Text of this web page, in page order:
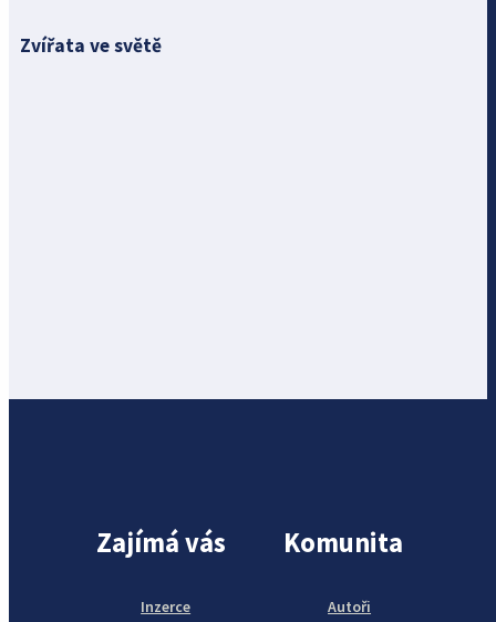
Zvířata ve světě
Zajímá vás
Inzerce
Komunita
Autoři